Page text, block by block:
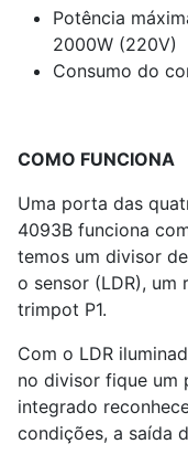
Potência
2000W (220V)
Consumo do
COMO FUNCIONA
Uma porta das
4093B funciona
temos um divisor
o sensor (LDR), um
trimpot P1.
Com o LDR
no divisor fique um
integrado
condições, a saída